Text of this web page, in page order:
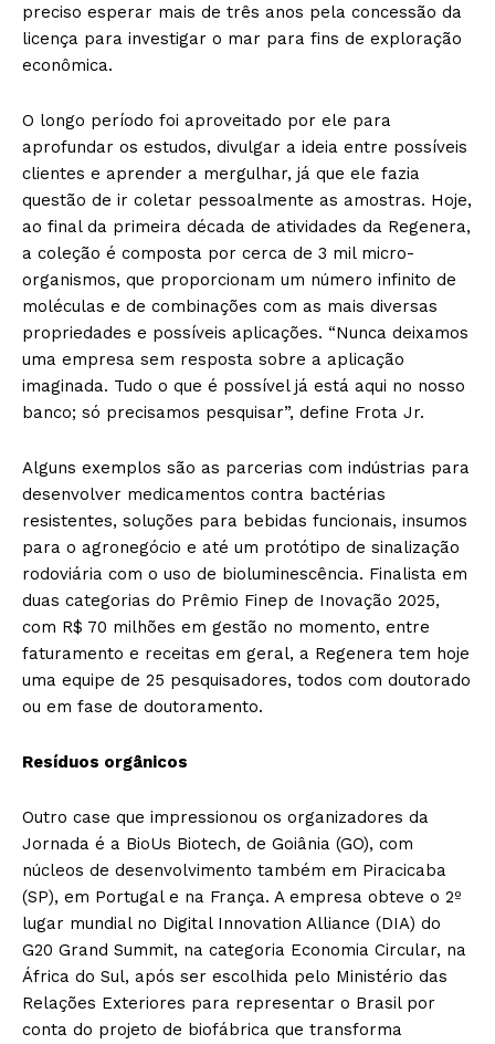
preciso esperar mais de três anos pela concessão da
licença para investigar o mar para fins de exploração
econômica.
O longo período foi aproveitado por ele para
aprofundar os estudos, divulgar a ideia entre possíveis
clientes e aprender a mergulhar, já que ele fazia
questão de ir coletar pessoalmente as amostras. Hoje,
ao final da primeira década de atividades da Regenera,
a coleção é composta por cerca de 3 mil micro-
organismos, que proporcionam um número infinito de
moléculas e de combinações com as mais diversas
propriedades e possíveis aplicações. “Nunca deixamos
uma empresa sem resposta sobre a aplicação
imaginada. Tudo o que é possível já está aqui no nosso
banco; só precisamos pesquisar”, define Frota Jr.
Alguns exemplos são as parcerias com indústrias para
desenvolver medicamentos contra bactérias
resistentes, soluções para bebidas funcionais, insumos
para o agronegócio e até um protótipo de sinalização
rodoviária com o uso de bioluminescência. Finalista em
duas categorias do Prêmio Finep de Inovação 2025,
com R$ 70 milhões em gestão no momento, entre
faturamento e receitas em geral, a Regenera tem hoje
uma equipe de 25 pesquisadores, todos com doutorado
ou em fase de doutoramento.
Resíduos orgânicos
Outro case que impressionou os organizadores da
Jornada é a BioUs Biotech, de Goiânia (GO), com
núcleos de desenvolvimento também em Piracicaba
(SP), em Portugal e na França. A empresa obteve o 2º
lugar mundial no Digital Innovation Alliance (DIA) do
G20 Grand Summit, na categoria Economia Circular, na
África do Sul, após ser escolhida pelo Ministério das
Relações Exteriores para representar o Brasil por
conta do projeto de biofábrica que transforma